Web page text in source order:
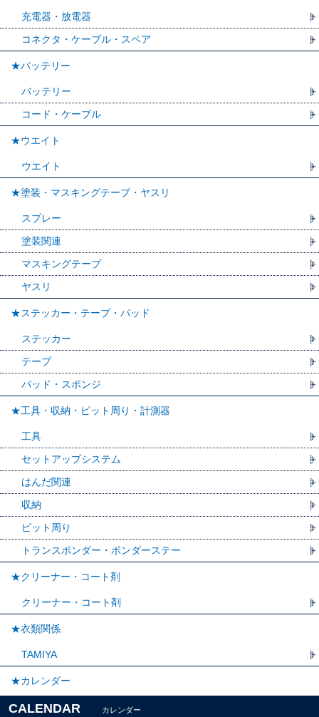
充電器・放電器
コネクタ・ケーブル・スペア
★バッテリー
バッテリー
コード・ケーブル
★ウエイト
ウエイト
★塗装・マスキングテープ・ヤスリ
スプレー
塗装関連
マスキングテープ
ヤスリ
★ステッカー・テープ・パッド
ステッカー
テープ
パッド・スポンジ
★工具・収納・ピット周り・計測器
工具
セットアップシステム
はんだ関連
収納
ピット周り
トランスポンダー・ポンダーステー
★クリーナー・コート剤
クリーナー・コート剤
★衣類関係
TAMIYA
★カレンダー
CALENDAR カレンダー